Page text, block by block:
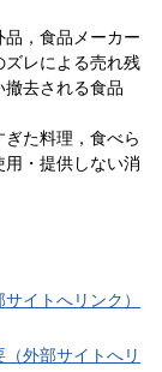
，食品メーカー
ズレによる売れ残
撤去される食品
ぎた料理，食べら
・提供しない消
イトへリンク）
外部サイトへリ